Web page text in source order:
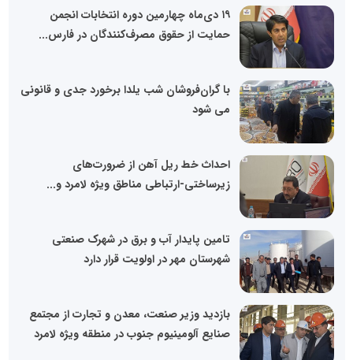
۱۹ دی‌ماه چهارمین دوره انتخابات انجمن
حمایت از حقوق مصرف‌کنندگان در فارس...
با گران‌فروشان شب یلدا برخورد جدی و قانونی
می شود
احداث خط ریل آهن از ضرورت‌های
زیرساختی-ارتباطی مناطق ویژه لامرد و...
تامین پایدار آب و برق در شهرک صنعتی
شهرستان مهر در اولویت قرار دارد
بازدید وزیر صنعت، معدن و تجارت از مجتمع
صنایع آلومینیوم جنوب در منطقه ویژه لامرد